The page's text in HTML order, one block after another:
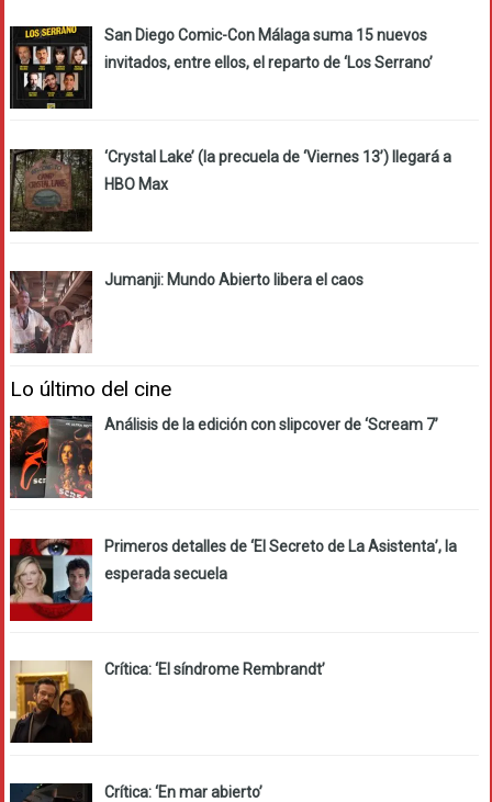
San Diego Comic-Con Málaga suma 15 nuevos
invitados, entre ellos, el reparto de ‘Los Serrano’
‘Crystal Lake’ (la precuela de ‘Viernes 13’) llegará a
HBO Max
Jumanji: Mundo Abierto libera el caos
Lo último del cine
Análisis de la edición con slipcover de ‘Scream 7’
Primeros detalles de ‘El Secreto de La Asistenta’, la
esperada secuela
Crítica: ‘El síndrome Rembrandt’
Crítica: ‘En mar abierto’